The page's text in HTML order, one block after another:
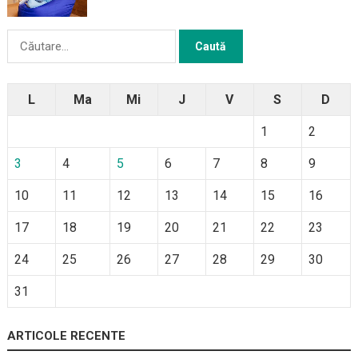
L Ma Mi J V S D
1 2
3 4 5 6 7 8 9
10 11 12 13 14 15 16
17 18 19 20 21 22 23
24 25 26 27 28 29 30
31
ARTICOLE RECENTE